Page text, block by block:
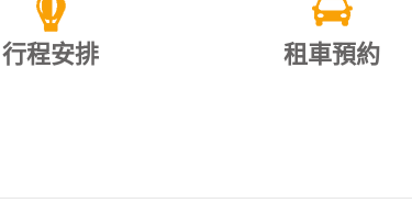
行程安排 租車預約